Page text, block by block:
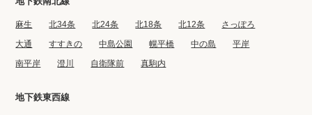
麻生 北34条 北24条 北18条 北12条
さっぽろ
大通
すすきの 中島公園 幌平橋 中の島
平岸
南平岸
澄川 自衛隊前 真駒内
地下鉄東西線